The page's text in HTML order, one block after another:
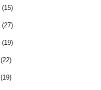
(15)
(27)
(19)
(22)
(19)